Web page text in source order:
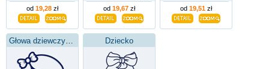
od 19,28 zł od 19,67 zł od 19,51 zł
Dziecko